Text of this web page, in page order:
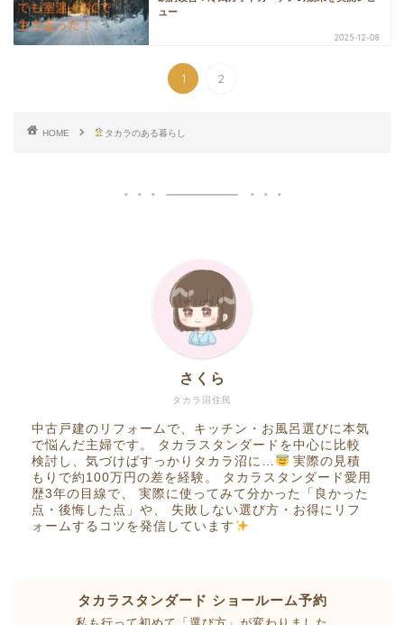
ュー
2025-12-08
1 2
HOME タカラのある暮らし
タカラ沼住民
さくら
中古戸建のリフォームで、キッチン・お風呂選びに本気
で悩んだ主婦です。 タカラスタンダードを中心に比較
検討し、気づけばすっかりタカラ沼に…
実際の見積
もりで約100万円の差を経験。 タカラスタンダード愛用
歴3年の目線で、 実際に使ってみて分かった「良かった
点・後悔した点」や、 失敗しない選び方・お得にリフ
ォームするコツを発信しています
タカラスタンダード ショールーム予約